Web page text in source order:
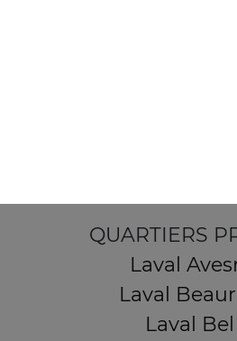
QUARTIERS
Laval
Laval
Laval